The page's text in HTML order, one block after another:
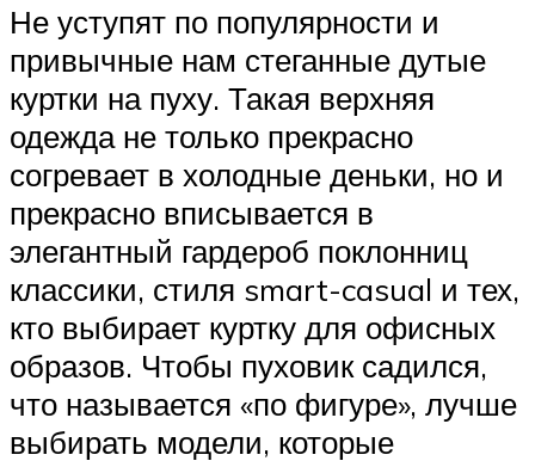
Не уступят по популярности и
привычные нам стеганные дутые
куртки на пуху. Такая верхняя
одежда не только прекрасно
согревает в холодные деньки, но и
прекрасно вписывается в
элегантный гардероб поклонниц
классики, стиля smart-casual и тех,
кто выбирает куртку для офисных
образов. Чтобы пуховик садился,
что называется «по фигуре», лучше
выбирать модели, которые